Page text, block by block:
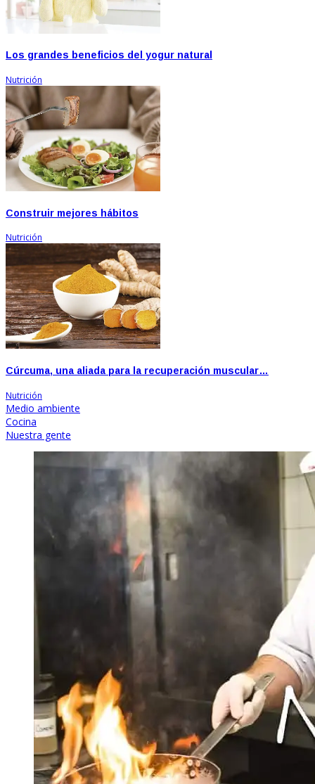
Los grandes beneficios del yogur natural
Nutrición
Construir mejores hábitos
Nutrición
Cúrcuma, una aliada para la recuperación muscular…
Nutrición
Medio ambiente
Cocina
Nuestra gente